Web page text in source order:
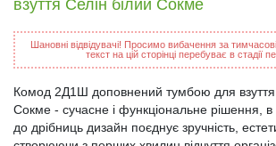
взуття Селін білий Сокме
Шановні відвідувачі! Просимо вибачення за
текст на цій сторінці перебуває в стадії
Комод 2Д1Ш доповнений тумбою для взуття
Сокме - сучасне і функціональне рішення,
до дрібниць дизайн поєднує зручність,